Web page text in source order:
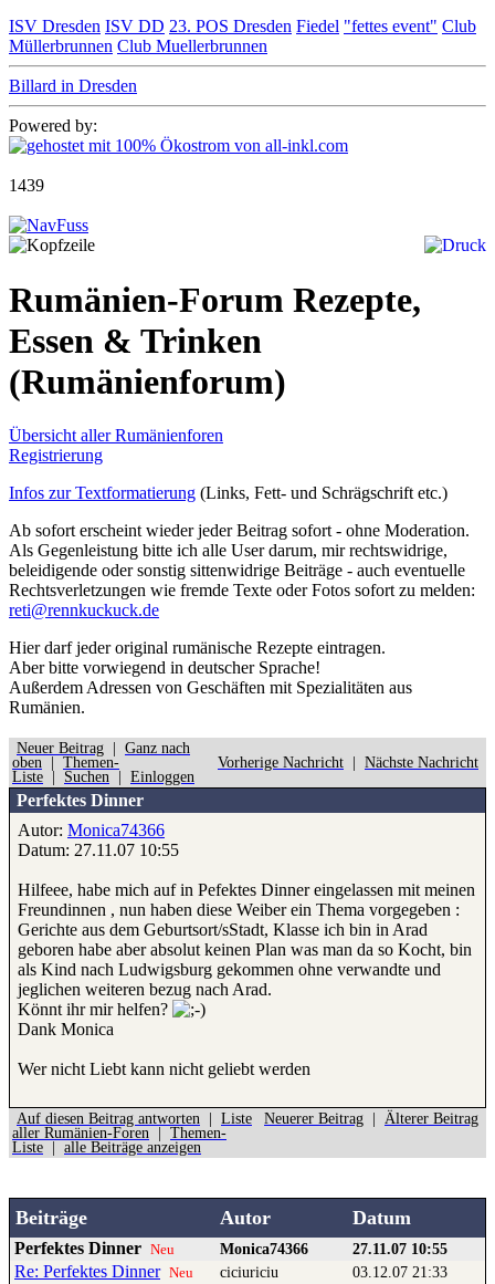
ISV Dresden ISV DD 23. POS Dresden Fiedel "fettes event" Club
Müllerbrunnen Club Muellerbrunnen
Billard in Dresden
Powered by:
1439
Rumänien-Forum Rezepte,
Essen & Trinken
(Rumänienforum)
Übersicht aller Rumänienforen
Registrierung
Infos zur Textformatierung (Links, Fett- und Schrägschrift etc.)
Ab sofort erscheint wieder jeder Beitrag sofort - ohne Moderation.
Als Gegenleistung bitte ich alle User darum, mir rechtswidrige,
beleidigende oder sonstig sittenwidrige Beiträge - auch eventuelle
Rechtsverletzungen wie fremde Texte oder Fotos sofort zu melden:
reti@rennkuckuck.de
Hier darf jeder original rumänische Rezepte eintragen.
Aber bitte vorwiegend in deutscher Sprache!
Außerdem Adressen von Geschäften mit Spezialitäten aus
Rumänien.
Neuer Beitrag
Ganz nach
oben
Themen-
Liste
Suchen Einloggen
Vorherige Nachricht Nächste Nachricht
Perfektes Dinner
Autor: Monica74366
Datum: 27.11.07 10:55
Hilfeee, habe mich auf in Pefektes Dinner eingelassen mit meinen
Freundinnen , nun haben diese Weiber ein Thema vorgegeben :
Gerichte aus dem Geburtsort/sStadt, Klasse ich bin in Arad
geboren habe aber absolut keinen Plan was man da so Kocht, bin
als Kind nach Ludwigsburg gekommen ohne verwandte und
jeglichen weiteren bezug nach Arad.
Könnt ihr mir helfen?
Dank Monica
Wer nicht Liebt kann nicht geliebt werden
Auf diesen Beitrag antworten
Liste
aller Rumänien-Foren
Themen-
Liste
alle Beiträge anzeigen
Neuerer Beitrag Älterer Beitrag
Beiträge Autor Datum
Perfektes Dinner Neu Monica74366 27.11.07 10:55
Re: Perfektes Dinner Neu ciciuriciu 03.12.07 21:33